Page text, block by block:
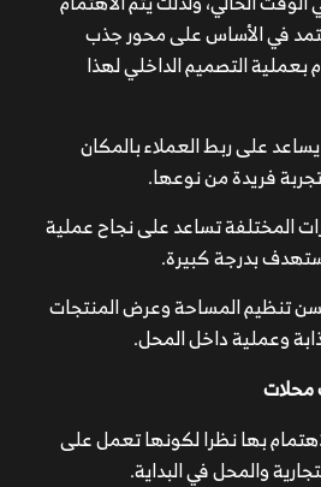
في الأساس على محور جذب
بعملية التصميم الداخلي لهذا
على ربط العملاء بالمكان
فريدة من نوعها.
المختلفة تساعد على نجاح عملية
بدرجة كبيرة.
تنظيم المساحة وعرض المنتجات
وعملية داخل المحل.
محلات
بها نظرا لكونها تعمل على
والمحل في البداية.